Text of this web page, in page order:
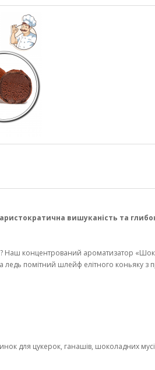
вишуканість та
Наш концентрований ароматизатор
помітний шлейф елітного коньяку з
для цукерок, ганашів, шоколадних